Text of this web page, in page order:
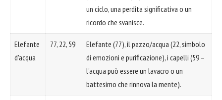
un ciclo, una perdita significativa o un
ricordo che svanisce.
Elefante
d'acqua
77, 22, 59
Elefante (77), il pazzo/acqua (22, simbolo
di emozioni e purificazione), i capelli (59 –
l'acqua può essere un lavacro o un
battesimo che rinnova la mente).